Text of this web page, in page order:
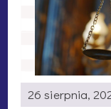
26 sierpnia,